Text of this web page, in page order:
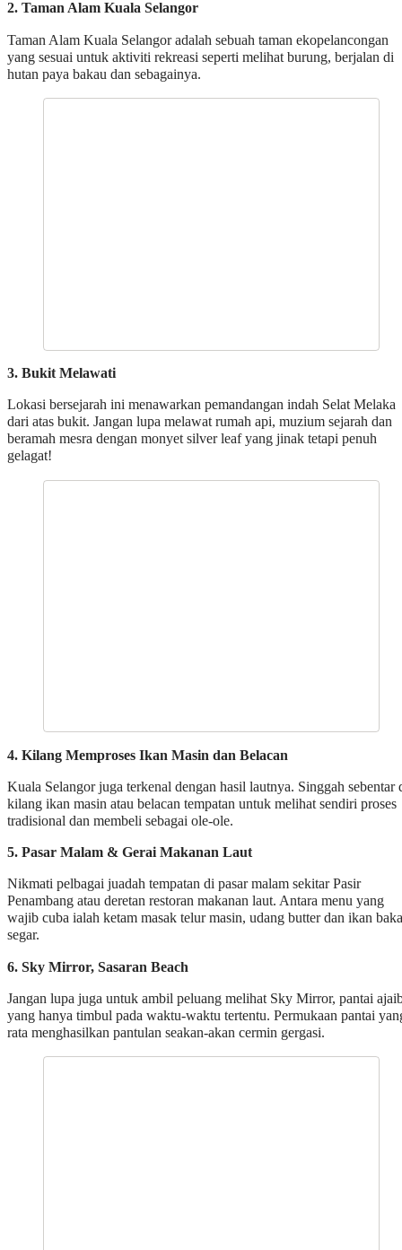
2. Taman Alam Kuala Selangor
Taman Alam Kuala Selangor adalah sebuah taman ekopelancongan
yang sesuai untuk aktiviti rekreasi seperti melihat burung, berjalan di
hutan paya bakau dan sebagainya.
3. Bukit Melawati
Lokasi bersejarah ini menawarkan pemandangan indah Selat Melaka
dari atas bukit. Jangan lupa melawat rumah api, muzium sejarah dan
beramah mesra dengan monyet silver leaf yang jinak tetapi penuh
gelagat!
4. Kilang Memproses Ikan Masin dan Belacan
Kuala Selangor juga terkenal dengan hasil lautnya. Singgah sebentar
kilang ikan masin atau belacan tempatan untuk melihat sendiri proses
tradisional dan membeli sebagai ole-ole.
5. Pasar Malam & Gerai Makanan Laut
Nikmati pelbagai juadah tempatan di pasar malam sekitar Pasir
Penambang atau deretan restoran makanan laut. Antara menu yang
wajib cuba ialah ketam masak telur masin, udang butter dan ikan
segar.
6. Sky Mirror, Sasaran Beach
Jangan lupa juga untuk ambil peluang melihat Sky Mirror, pantai
yang hanya timbul pada waktu-waktu tertentu. Permukaan pantai
rata menghasilkan pantulan seakan-akan cermin gergasi.